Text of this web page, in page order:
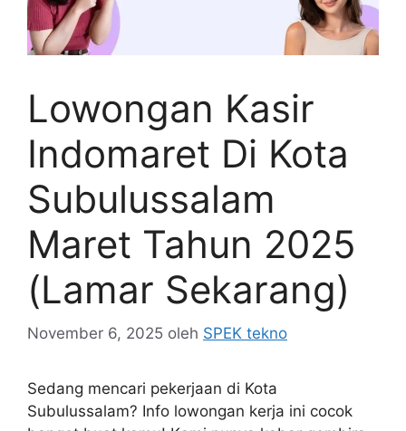
Lowongan Kasir
Indomaret Di Kota
Subulussalam
Maret Tahun 2025
(Lamar Sekarang)
November 6, 2025 oleh SPEK tekno
Sedang mencari pekerjaan di Kota
Subulussalam? Info lowongan kerja ini cocok